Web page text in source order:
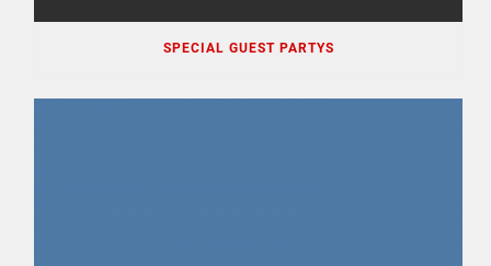
SPECIAL GUEST PARTYS